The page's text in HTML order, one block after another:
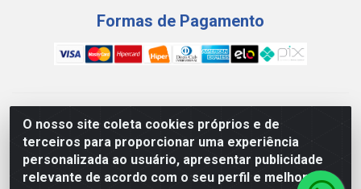
O nosso site coleta cookies próprios e de
terceiros para proporcionar uma experiência
personalizada ao usuário, apresentar publicidade
relevante de acordo com o seu perfil e melhorar a
Formas de Pagamento
WING DISTRIBUIDORA COMÉRCIO E LOGÍSTICA DE MATERIAL
DE CONSTRUÇÕES LTDA - AV. DA INTEGRAÇÃO, 790 -
PATRÍCIA GOMES, CAUCAIA/CE - CEP 61.604-505 - CNPJ
17.523.384/0001-20